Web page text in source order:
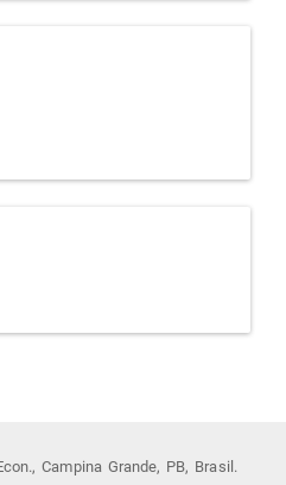
Campina Grande, PB, Brasil.